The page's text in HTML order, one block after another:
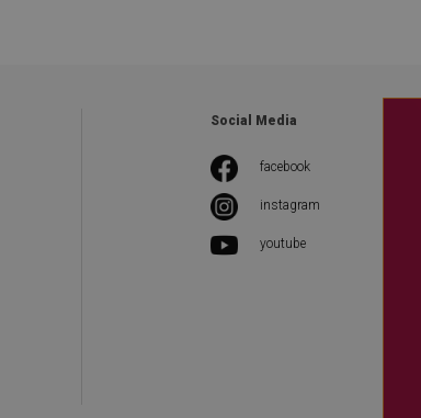
Social Media
facebook
instagram
youtube